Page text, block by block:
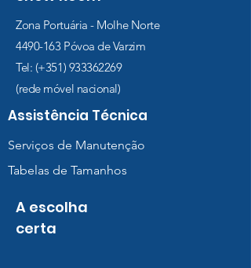
Zona Portuária - Molhe Norte
4490-163 Póvoa de Varzim
Tel: (+351) 933362269
(rede móvel nacional)
Assistência Técnica
Serviços de Manutenção
Tabelas de Tamanhos
A escolha
certa